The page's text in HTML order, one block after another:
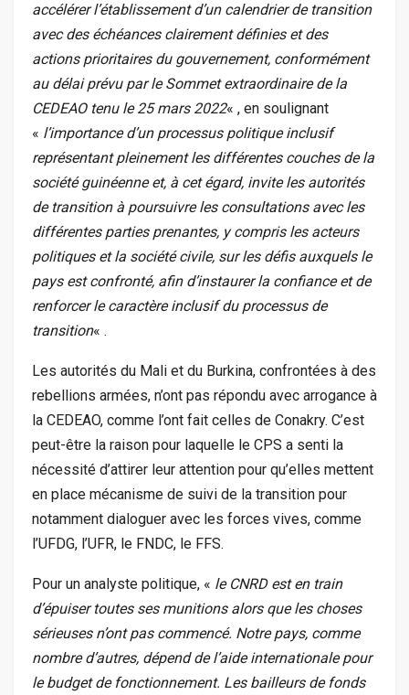
accélérer l’établissement d’un calendrier de transition
avec des échéances clairement définies et des
actions prioritaires du gouvernement, conformément
au délai prévu par le Sommet extraordinaire de la
CEDEAO tenu le 25 mars 2022« , en soulignant
« l’importance d’un processus politique inclusif
représentant pleinement les différentes couches de la
société guinéenne et, à cet égard, invite les autorités
de transition à poursuivre les consultations avec les
différentes parties prenantes, y compris les acteurs
politiques et la société civile, sur les défis auxquels le
pays est confronté, afin d’instaurer la confiance et de
renforcer le caractère inclusif du processus de
transition« .
Les autorités du Mali et du Burkina, confrontées à des
rebellions armées, n’ont pas répondu avec arrogance à
la CEDEAO, comme l’ont fait celles de Conakry. C’est
peut-être la raison pour laquelle le CPS a senti la
nécessité d’attirer leur attention pour qu’elles mettent
en place mécanisme de suivi de la transition pour
notamment dialoguer avec les forces vives, comme
l’UFDG, l’UFR, le FNDC, le FFS.
Pour un analyste politique, « le CNRD est en train
d’épuiser toutes ses munitions alors que les choses
sérieuses n’ont pas commencé. Notre pays, comme
nombre d’autres, dépend de l’aide internationale pour
le budget de fonctionnement. Les bailleurs de fonds